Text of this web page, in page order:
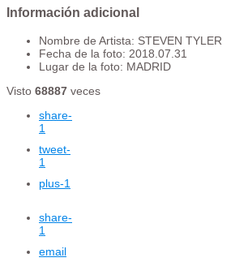
Información adicional
Nombre de Artista: STEVEN TYLER
Fecha de la foto: 2018.07.31
Lugar de la foto: MADRID
Visto 68887 veces
share-
1
tweet-
1
plus-1
share-
1
email